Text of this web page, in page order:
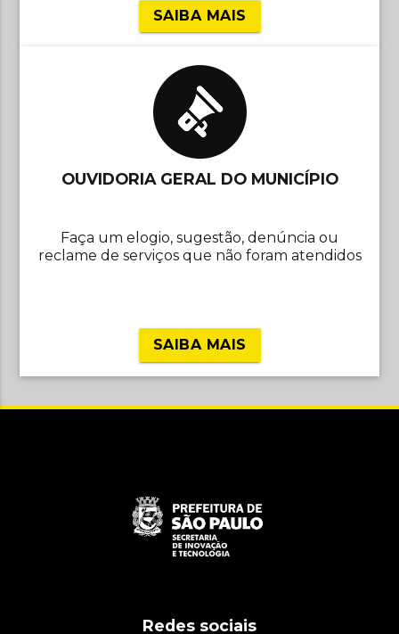
SAIBA MAIS
OUVIDORIA GERAL DO MUNICÍPIO
Faça um elogio, sugestão, denúncia ou
reclame de serviços que não foram atendidos
SAIBA MAIS
Redes sociais